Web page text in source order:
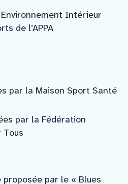
Intérieur
de l’APPA
par la Maison Sport Santé
par la Fédération
Tous
par le « Blues